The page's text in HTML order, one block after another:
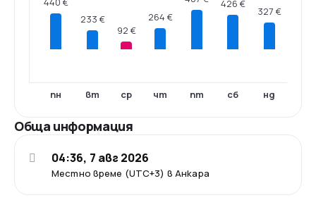
пн
233 €
вт
92 €
ср
264 €
чт пт
426 €
сб
327 €
нд
Обща информация
Местно време (UTC+3) в Анкара
04:36, 7 авг 2026